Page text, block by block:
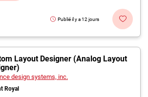
Publié il y a 12 jours
Layout Designer (Analog Layout
design systems, inc.
Royal